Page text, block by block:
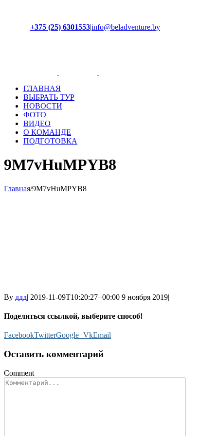
+375 (25) 6301553|info@beladventure.by
ГЛАВНАЯ
ВЫБРАТЬ ТУР
НОВОСТИ
ФОТО
ВИДЕО
О КОМАНДЕ
ПОДГОТОВКА
9M7vHuMPYB8
Главная/9M7vHuMPYB8
By ддд| 2019-11-09T10:20:27+00:00 9 ноября 2019|
Поделиться ссылкой, выберите способ!
FacebookTwitterGoogle+VkEmail
Оставить комментарий
Comment